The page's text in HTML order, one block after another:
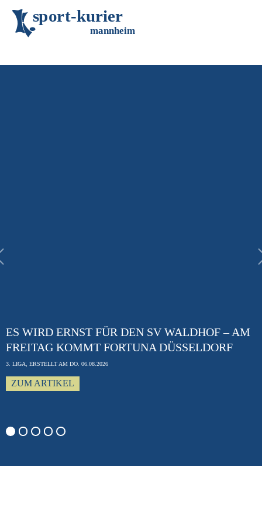
sport-kurier
mannheim
ES WIRD ERNST FÜR DEN SV WALDHOF – AM
FREITAG KOMMT FORTUNA DÜSSELDORF
3. LIGA, ERSTELLT AM DO. 06.08.2026
ZUM ARTIKEL